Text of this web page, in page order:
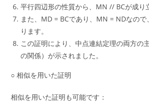
平行四辺形の性質から、MN // BCが成り
また、MD = BCであり、MN = NDなの
ります。
この証明により、中点連結定理の両方の
の関係）が示されました。
○ 相似を用いた証明
相似を用いた証明も可能です：